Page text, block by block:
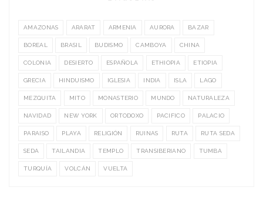
AMAZONAS ARARAT ARMENIA AURORA BAZAR
BOREAL BRASIL BUDISMO CAMBOYA CHINA
COLONIA DESIERTO ESPAÑOLA ETHIOPIA ETIOPIA
GRECIA HINDUISMO IGLESIA INDIA ISLA LAGO
MEZQUITA MITO MONASTERIO MUNDO NATURALEZA
NAVIDAD NEW YORK ORTODOXO PACIFICO PALACIO
PARAISO PLAYA RELIGIÓN RUINAS RUTA RUTA SEDA
SEDA TAILANDIA TEMPLO TRANSIBERIANO TUMBA
TURQUÍA VOLCÁN VUELTA